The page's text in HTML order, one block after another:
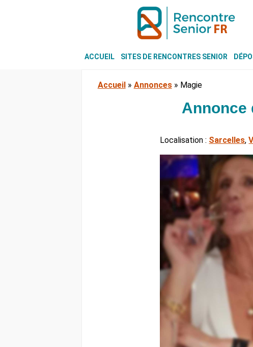
ACCUEIL SITES DE RENCONTRES SENIOR
Accueil » Annonces» Magie
Annonce
Localisation : Sarcelles,